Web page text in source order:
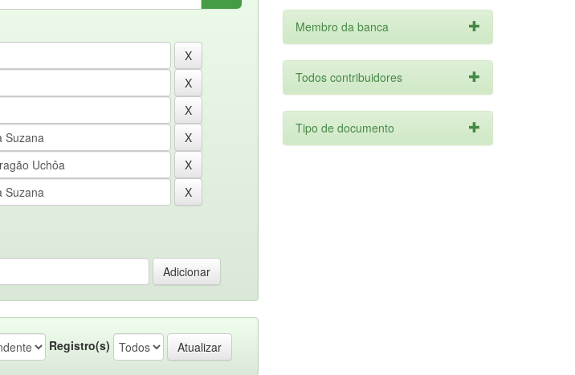
Registro(s)
Membro da banca
Todos contribuidores
Tipo de documento